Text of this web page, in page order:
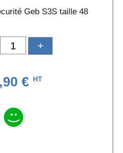
Geb S3S taille 48
+
€ HT